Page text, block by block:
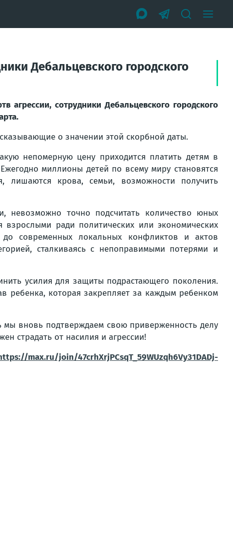
Дебальцевского городского
сотрудники Дебальцевского городского
о значении этой скорбной даты.
непомерную цену приходится платить детям в
миллионы детей по всему миру становятся
лишаются крова, семьи, возможности получить
невозможно точно подсчитать количество юных
ради политических или экономических
современных локальных конфликтов и актов
сталкиваясь с непоправимыми потерями и
усилия для защиты подрастающего поколения.
ребенка, которая закрепляет за каждым ребенком
мы вновь подтверждаем свою приверженность делу
страдать от насилия и агрессии!
max.ru/join/47crhXrjPCsqT_59WUzqh6Vy31DADj-